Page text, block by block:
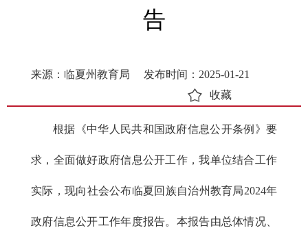
告
来源：临夏州教育局
发布时间：2025-01-21
收藏
根据《中华人民共和国政府信息公开条例》要
求，全面做好政府信息公开工作，我单位结合工作
实际，现向社会公布临夏回族自治州教育局2024年
政府信息公开工作年度报告。本报告由总体情况、